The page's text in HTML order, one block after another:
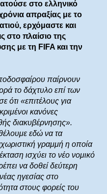
στο ελληνικό
απραξίας με το
ερχόμαστε και
στο πλαίσιο της
με τη FIFA και την
παίρνουν
το δάχτυλο επί των
ότι «επιτέλους για
κανόνες
διακυβέρνησης».
εδώ να τα
γραμμή η οποία
ισχύει το νέο νομικό
να δοθεί δεύτερη
ηγεσίας στο
στους φορείς του